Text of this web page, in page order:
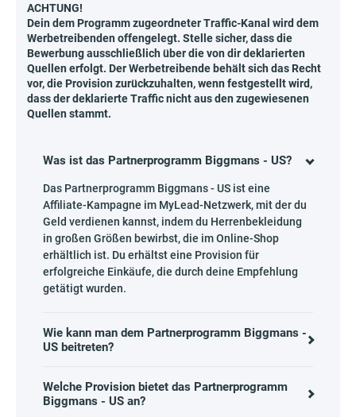
ACHTUNG!
Dein dem Programm zugeordneter Traffic-Kanal wird dem
Werbetreibenden offengelegt. Stelle sicher, dass die
Bewerbung ausschließlich über die von dir deklarierten
Quellen erfolgt. Der Werbetreibende behält sich das Recht
vor, die Provision zurückzuhalten, wenn festgestellt wird,
dass der deklarierte Traffic nicht aus den zugewiesenen
Quellen stammt.
Was ist das Partnerprogramm Biggmans - US?
Das Partnerprogramm Biggmans - US ist eine
Affiliate-Kampagne im MyLead-Netzwerk, mit der du
Geld verdienen kannst, indem du Herrenbekleidung
in großen Größen bewirbst, die im Online-Shop
erhältlich ist. Du erhältst eine Provision für
erfolgreiche Einkäufe, die durch deine Empfehlung
getätigt wurden.
Wie kann man dem Partnerprogramm Biggmans -
US beitreten?
Welche Provision bietet das Partnerprogramm
Biggmans - US an?